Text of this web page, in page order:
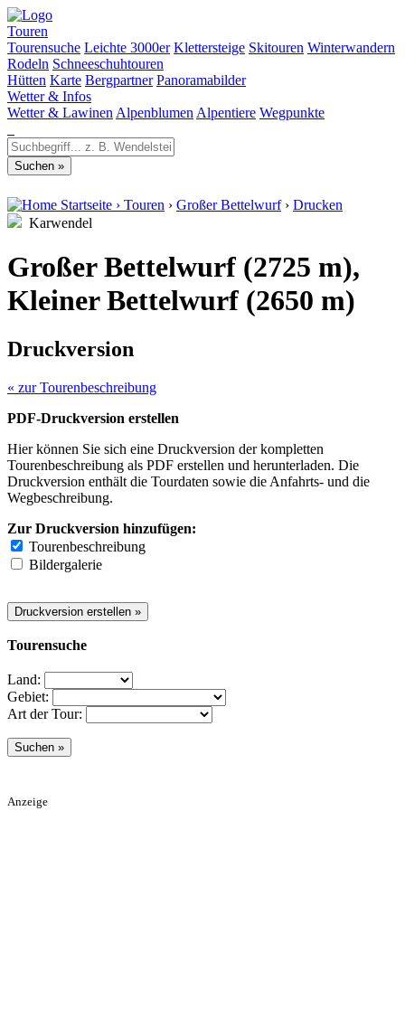
Touren
Tourensuche Leichte 3000er Klettersteige Skitouren Winterwandern
Rodeln Schneeschuhtouren
Hütten Karte Bergpartner Panoramabilder
Wetter & Infos
Wetter & Lawinen Alpenblumen Alpentiere Wegpunkte
Startseite › Touren › Großer Bettelwurf › Drucken
Karwendel
Großer Bettelwurf (2725 m),
Kleiner Bettelwurf (2650 m)
Druckversion
« zur Tourenbeschreibung
PDF-Druckversion erstellen
Hier können Sie sich eine Druckversion der kompletten
Tourenbeschreibung als PDF erstellen und herunterladen. Die
Druckversion enthält die Tourdaten sowie die Anfahrts- und die
Wegbeschreibung.
Zur Druckversion hinzufügen:
Tourenbeschreibung
Bildergalerie
Tourensuche
Land:
Gebiet:
Art der Tour:
Anzeige